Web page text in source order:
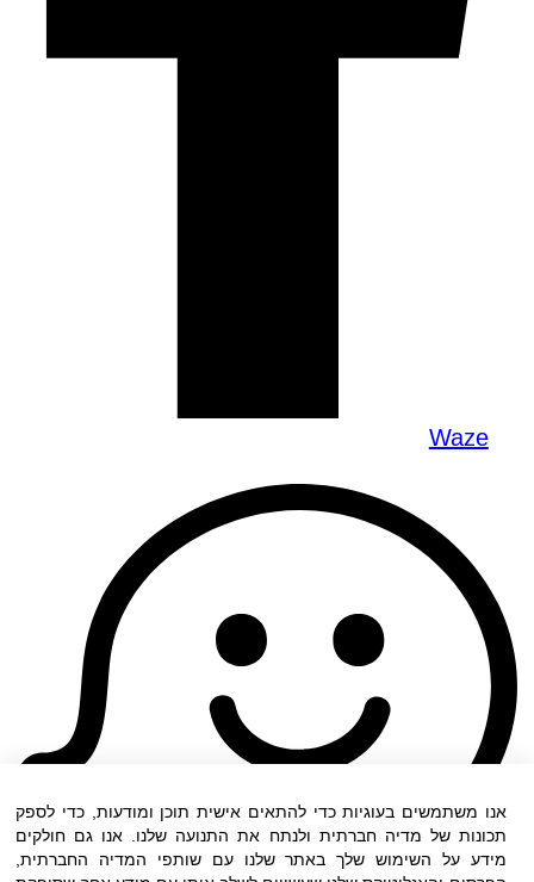
Waze
אנו משתמשים בעוגיות כדי להתאים אישית תוכן ומודעות, כדי לספק
תכונות של מדיה חברתית ולנתח את התנועה שלנו. אנו גם חולקים
מידע על השימוש שלך באתר שלנו עם שותפי המדיה החברתית,